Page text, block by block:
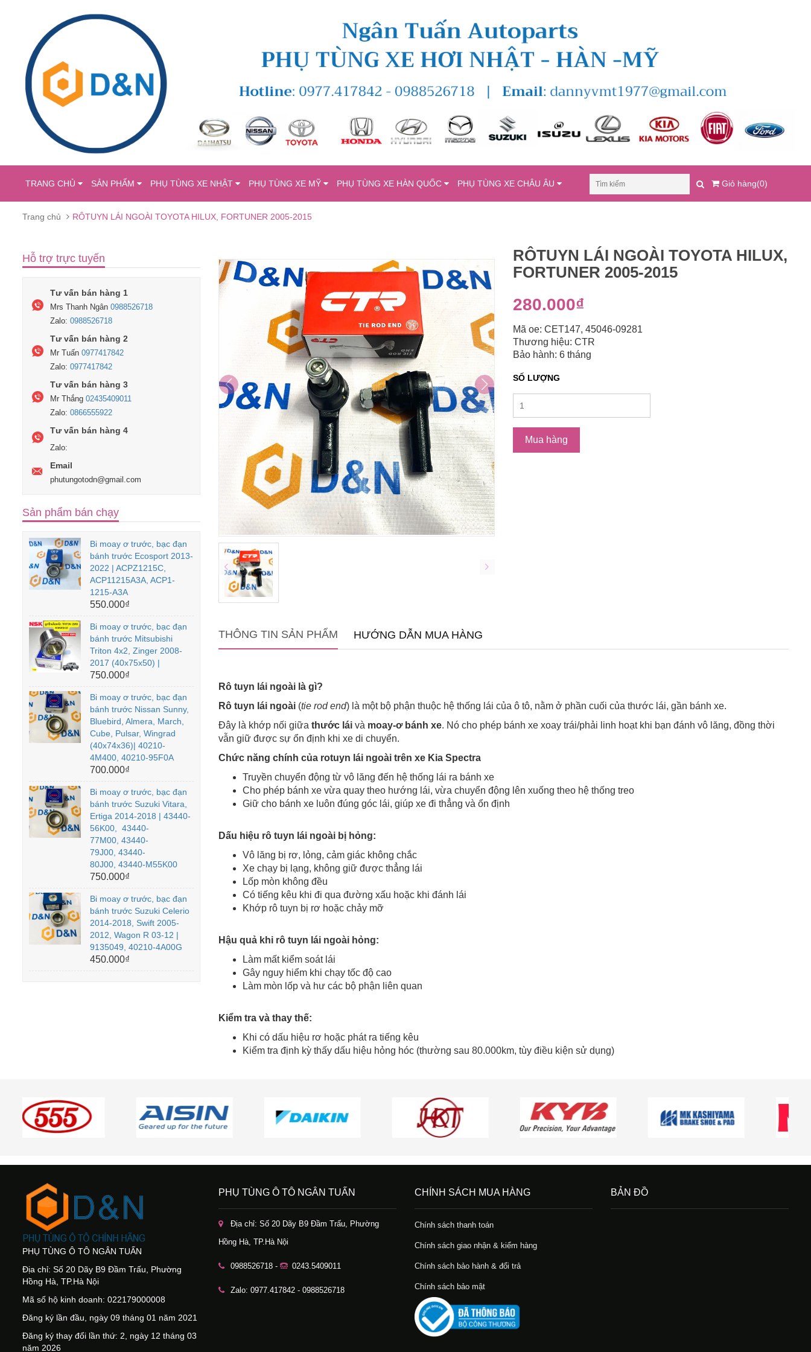
TRANG CHỦ SẢN PHẨM PHỤ TÙNG XE NHẬT PHỤ TÙNG XE MỸ PHỤ TÙNG XE HÀN QUỐC PHỤ TÙNG XE CHÂU ÂU Giỏ hàng(0)
Trang chủ RÔTUYN LÁI NGOÀI TOYOTA HILUX, FORTUNER 2005-2015
RÔTUYN LÁI NGOÀI TOYOTA HILUX,
FORTUNER 2005-2015
280.000₫
Mã oe: CET147, 45046-09281
Thương hiệu: CTR
Bảo hành: 6 tháng
SỐ LƯỢNG
Mua hàng
THÔNG TIN SẢN PHẨM HƯỚNG DẪN MUA HÀNG
Rô tuyn lái ngoài là gì?
Rô tuyn lái ngoài (tie rod end) là một bộ phận thuộc hệ thống lái của ô tô, nằm ở phần cuối của thước lái, gần bánh xe.
Đây là khớp nối giữa thước lái và moay-ơ bánh xe. Nó cho phép bánh xe xoay trái/phải linh hoạt khi bạn đánh vô lăng, đồng thời
vẫn giữ được sự ổn định khi xe di chuyển.
Chức năng chính của rotuyn lái ngoài trên xe Kia Spectra
Truyền chuyển động từ vô lăng đến hệ thống lái ra bánh xe
Cho phép bánh xe vừa quay theo hướng lái, vừa chuyển động lên xuống theo hệ thống treo
Giữ cho bánh xe luôn đúng góc lái, giúp xe đi thẳng và ổn định
Dấu hiệu rô tuyn lái ngoài bị hỏng:
Vô lăng bị rơ, lỏng, cảm giác không chắc
Xe chạy bị lạng, không giữ được thẳng lái
Lốp mòn không đều
Có tiếng kêu khi đi qua đường xấu hoặc khi đánh lái
Khớp rô tuyn bị rơ hoặc chảy mỡ
Hậu quả khi rô tuyn lái ngoài hỏng:
Làm mất kiểm soát lái
Gây nguy hiểm khi chạy tốc độ cao
Làm mòn lốp và hư các bộ phận liên quan
Kiểm tra và thay thế:
Khi có dấu hiệu rơ hoặc phát ra tiếng kêu
Kiểm tra định kỳ thấy dấu hiệu hỏng hóc (thường sau 80.000km, tùy điều kiện sử dụng)
Hỗ trợ trực tuyến
Tư vấn bán hàng 1
Mrs Thanh Ngân 0988526718
Zalo: 0988526718
Tư vấn bán hàng 2
Mr Tuấn 0977417842
Zalo: 0977417842
Tư vấn bán hàng 3
Mr Thắng 02435409011
Zalo: 0866555922
Tư vấn bán hàng 4
Zalo:
Email
phutungotodn@gmail.com
Sản phẩm bán chạy
Bi moay ơ trước, bạc đạn
bánh trước Ecosport 2013-
2022 | ACPZ1215C,
ACP11215A3A, ACP1-
1215-A3A
550.000₫
Bi moay ơ trước, bạc đạn
bánh trước Mitsubishi
Triton 4x2, Zinger 2008-
2017 (40x75x50) |
750.000₫
Bi moay ơ trước, bạc đạn
bánh trước Nissan Sunny,
Bluebird, Almera, March,
Cube, Pulsar, Wingrad
(40x74x36)| 40210-
4M400, 40210-95F0A
700.000₫
Bi moay ơ trước, bạc đạn
bánh trước Suzuki Vitara,
Ertiga 2014-2018 | 43440-
56K00, 43440-
77M00, 43440-
79J00, 43440-
80J00, 43440-M55K00
750.000₫
Bi moay ơ trước, bạc đạn
bánh trước Suzuki Celerio
2014-2018, Swift 2005-
2012, Wagon R 03-12 |
9135049, 40210-4A00G
450.000₫
PHỤ TÙNG Ô TÔ NGÂN TUẤN
Địa chỉ: Số 20 Dãy B9 Đầm Trấu, Phường
Hồng Hà, TP.Hà Nội
Mã số hộ kinh doanh: 022179000008
Đăng ký lần đầu, ngày 09 tháng 01 năm 2021
Đăng ký thay đổi lần thứ: 2, ngày 12 tháng 03
năm 2026
PHỤ TÙNG Ô TÔ NGÂN TUẤN
Địa chỉ: Số 20 Dãy B9 Đầm Trấu, Phường
Hồng Hà, TP.Hà Nội
0988526718 - 0243.5409011
Zalo: 0977.417842 - 0988526718
CHÍNH SÁCH MUA HÀNG
Chính sách thanh toán
Chính sách giao nhận & kiểm hàng
Chính sách bảo hành & đổi trả
Chính sách bảo mật
BẢN ĐỒ